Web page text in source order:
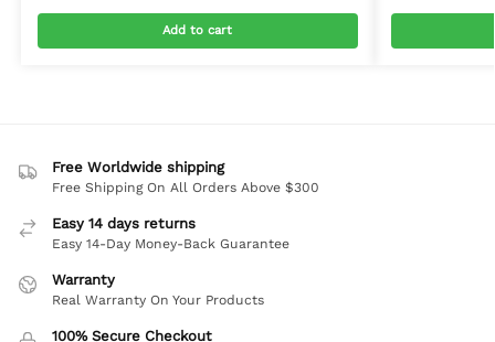
Add to cart
Free Worldwide shipping
Free Shipping On All Orders Above $300
Easy 14 days returns
Easy 14-Day Money-Back Guarantee
Warranty
Real Warranty On Your Products
100% Secure Checkout